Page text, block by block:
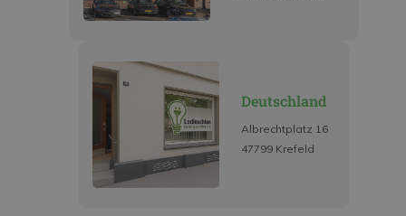
Deutschland
Albrechtplatz 16
47799 Krefeld